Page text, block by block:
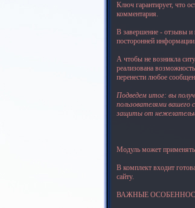
Ключ гарантирует, что
комментария.
В завершение - отзывы и
посторонней информации.
А чтобы не возникла
реализована
перенести любое
Подведем итог: вы
пользователями
защиты от
Модуль может
В комплект входит
сайту.
ВАЖНЫЕ